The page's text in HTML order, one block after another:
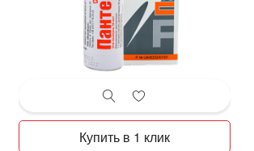
Купить в 1 клик